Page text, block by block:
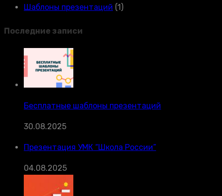
Шаблоны презентаций (1)
Последние записи
Бесплатные шаблоны презентаций
30.08.2025
Презентация УМК “Школа России”
04.08.2025